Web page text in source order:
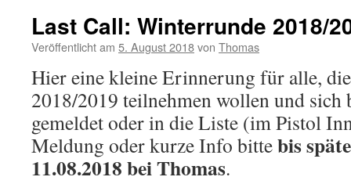
Last Call: Winterrunde 2018/
Veröffentlicht am 5. August 2018von Thomas
Hier eine kleine Erinnerung für alle,
2018/2019 teilnehmen wollen und sich
gemeldet oder in die Liste (im Pistol
Meldung oder kurze Info bittebis
11.08.2018 bei Thomas.